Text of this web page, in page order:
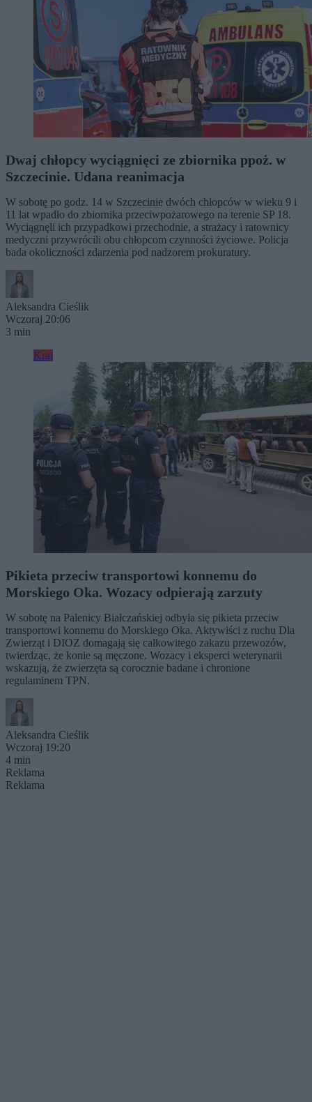
Dwaj chłopcy wyciągnięci ze zbiornika ppoż. w
Szczecinie. Udana reanimacja
W sobotę po godz. 14 w Szczecinie dwóch chłopców w wieku 9 i
11 lat wpadło do zbiornika przeciwpożarowego na terenie SP 18.
Wyciągnęli ich przypadkowi przechodnie, a strażacy i ratownicy
medyczni przywrócili obu chłopcom czynności życiowe. Policja
bada okoliczności zdarzenia pod nadzorem prokuratury.
Aleksandra Cieślik
Wczoraj 20:06
3 min
Kraj
Pikieta przeciw transportowi konnemu do
Morskiego Oka. Wozacy odpierają zarzuty
W sobotę na Palenicy Białczańskiej odbyła się pikieta przeciw
transportowi konnemu do Morskiego Oka. Aktywiści z ruchu Dla
Zwierząt i DIOZ domagają się całkowitego zakazu przewozów,
twierdząc, że konie są męczone. Wozacy i eksperci weterynarii
wskazują, że zwierzęta są corocznie badane i chronione
regulaminem TPN.
Aleksandra Cieślik
Wczoraj 19:20
4 min
Reklama
Reklama